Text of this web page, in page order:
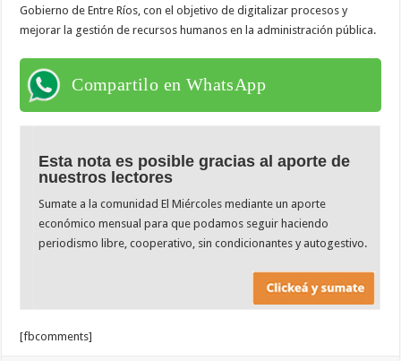
Gobierno de Entre Ríos, con el objetivo de digitalizar procesos y
mejorar la gestión de recursos humanos en la administración pública.
Compartilo en WhatsApp
Esta nota es posible gracias al aporte de
nuestros lectores
Sumate a la comunidad El Miércoles mediante un aporte
económico mensual para que podamos seguir haciendo
periodismo libre, cooperativo, sin condicionantes y autogestivo.
[fbcomments]